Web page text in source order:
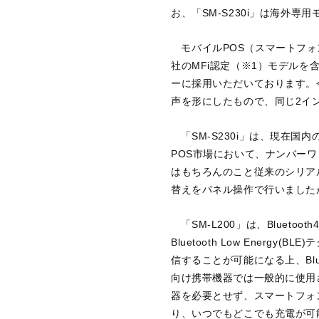
お、「SM-S230i」は海外専用
モバイルPOS（スマートフ
社のMFi認定（※1）モデルを
ーに採用いただいております
声を形にしたもので、同じ2イ
「SM-S230i」は、現在国
POS市場において、ナンバー
はもちろんのこと従来のシリ
替えをパネル操作で行いまし
「SM-L200」は、
Bluetooth Low Energy(BLE)テ
信することが可能になる上、
向け携帯機器では一般的に使
器を必要とせず、スマートフ
り、いつでもどこでも充電が